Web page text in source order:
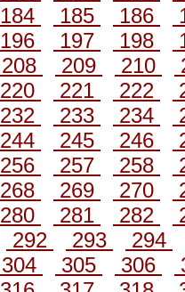
184
185 186
196
197 198
208
209 210
220
221 222
232
233 234
244
245 246
256
257 258
268
269 270
280
281 282
292
293
294
304
305 306